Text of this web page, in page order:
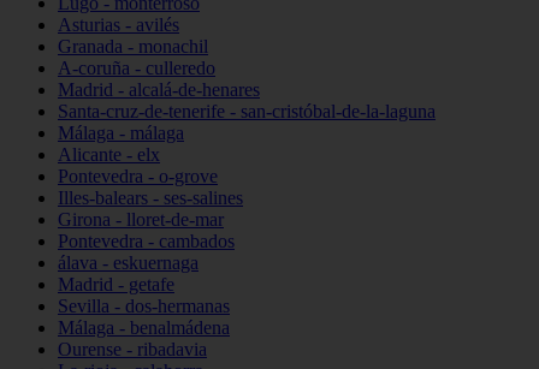
Asturias - avilés
Granada - monachil
A-coruña - culleredo
Madrid - alcalá-de-henares
Santa-cruz-de-tenerife - san-cristóbal-de-la-laguna
Málaga - málaga
Alicante - elx
Pontevedra - o-grove
Illes-balears - ses-salines
Girona - lloret-de-mar
Pontevedra - cambados
álava - eskuernaga
Madrid - getafe
Sevilla - dos-hermanas
Málaga - benalmádena
Ourense - ribadavia